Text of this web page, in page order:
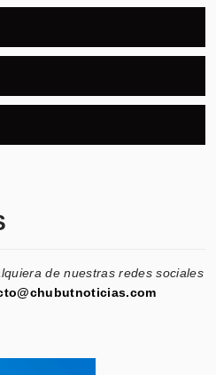
de nuestras redes sociales